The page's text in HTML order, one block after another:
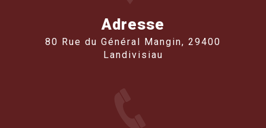
Adresse
80 Rue du Général Mangin, 29400
Landivisiau